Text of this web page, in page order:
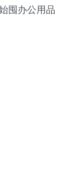
囤办公用品